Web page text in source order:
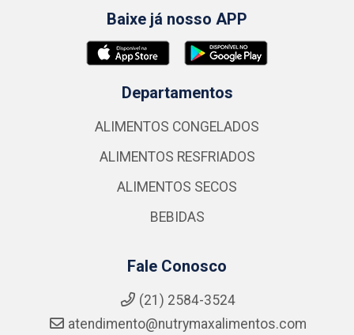
Baixe já nosso APP
Departamentos
ALIMENTOS CONGELADOS
ALIMENTOS RESFRIADOS
ALIMENTOS SECOS
BEBIDAS
Fale Conosco
(21) 2584-3524
atendimento@nutrymaxalimentos.com